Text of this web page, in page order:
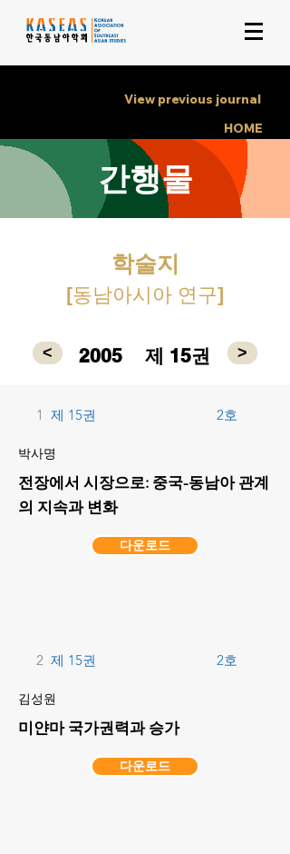
View previous journal
HOME
간행물
학술지
[동남아시아 연구]
< 2005 제 15권 >
1 제 15권 2호
박사명
전장에서 시장으로: 중국-동남아 관계
의 지속과 변화
다운로드
2 제 15권 2호
김성원
미얀마 국가권력과 승가
다운로드